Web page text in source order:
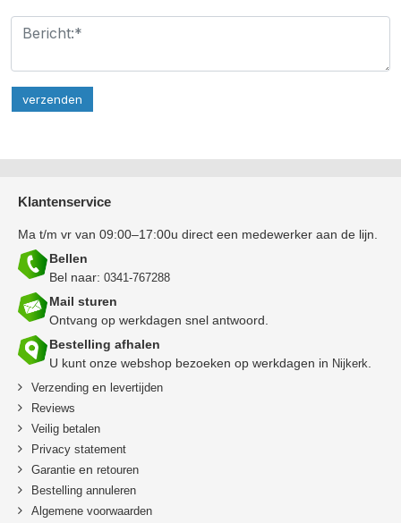
Klantenservice
Ma t/m vr van 09:00–17:00u direct een medewerker aan de lijn.
Bellen
Bel naar: 0341-767288
Mail sturen
Ontvang op werkdagen snel antwoord.
Bestelling afhalen
U kunt onze webshop bezoeken op werkdagen in Nijkerk
Verzending en levertijden
Reviews
Veilig betalen
Privacy statement
Garantie en retouren
Bestelling annuleren
Algemene voorwaarden